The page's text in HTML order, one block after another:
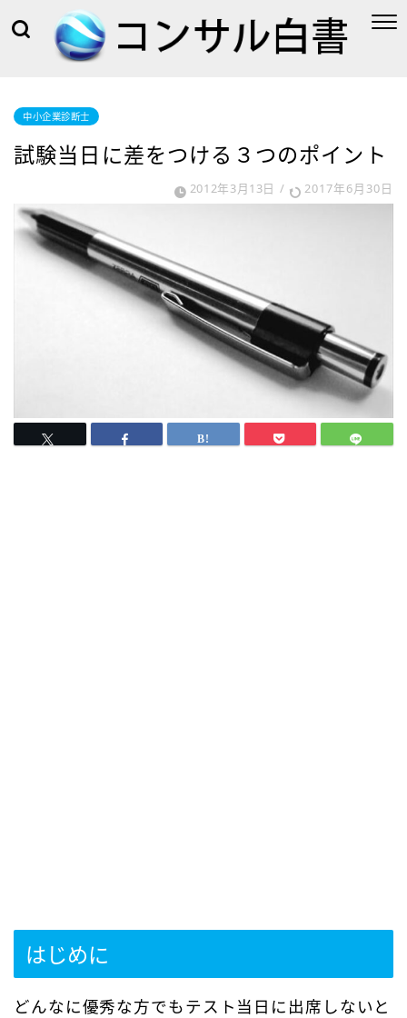
中小企業診断士
試験当日に差をつける３つのポイント
2012年3月13日 / 2017年6月30日
はじめに
どんなに優秀な方でもテスト当日に出席しないと